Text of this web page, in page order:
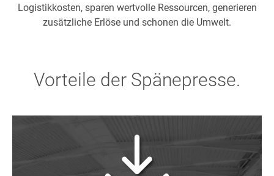
Logistikkosten, sparen wertvolle Ressourcen, generieren
zusätzliche Erlöse und schonen die Umwelt.
Vorteile der Spänepresse.